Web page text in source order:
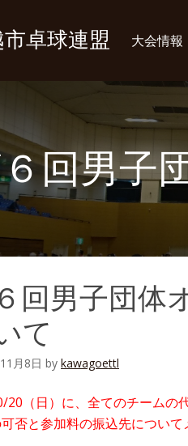
市卓球連盟 大会情報
回男子
回男子団体
て
月8日 by kawagoettl
20（日）に、全てのチームの
否と参加料の振込先について